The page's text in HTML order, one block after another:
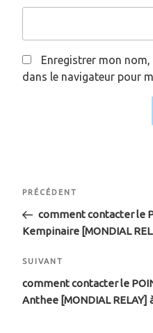
Enregistrer mon
dans le navigateur pour
Navigation
de
l’article
Article
précédent
PRÉCÉDENT
comment contacter le
Kempinaire [MONDIAL
Article
suivant
SUIVANT
comment contacter le
Anthee [MONDIAL RELAY]